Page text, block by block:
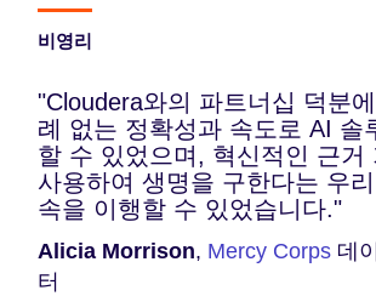
비영리
"Cloudera와의 파트너십 덕분
례 없는 정확성과 속도로 AI 솔
할 수 있었으며, 혁신적인 근거
사용하여 생명을 구한다는 우
속을 이행할 수 있었습니다."
Alicia Morrison, Mercy Corps 데
터